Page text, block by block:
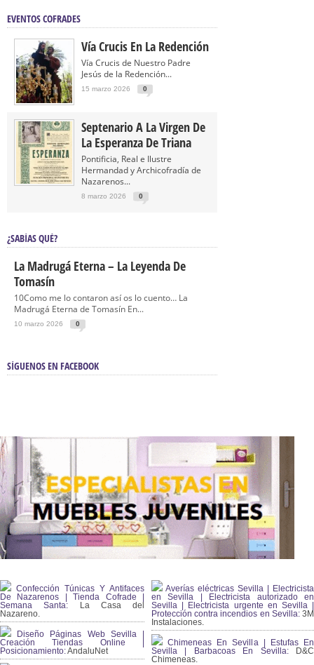
EVENTOS COFRADES
Vía Crucis En La Redención
Vía Crucis de Nuestro Padre
Jesús de la Redención...
15 marzo 2026 0
Septenario A La Virgen De
La Esperanza De Triana
Pontificia, Real e Ilustre
Hermandad y Archicofradía de
Nazarenos...
8 marzo 2026 0
¿SABÍAS QUÉ?
La Madrugá Eterna – La Leyenda De
Tomasín
10Como me lo contaron así os lo cuento… La
Madrugá Eterna de Tomasín En...
10 marzo 2026 0
SÍGUENOS EN FACEBOOK
Confección Túnicas Y Antifaces
De Nazarenos | Tienda Cofrade |
Semana Santa: La Casa del
Nazareno.
Diseño Páginas Web Sevilla |
Creación Tiendas Online |
Posicionamiento:AndaluNet
Averías eléctricas Sevilla | Electricista
en Sevilla | Electricista autorizado en
Sevilla | Electricista urgente en Sevilla |
Protección contra incendios en Sevilla:3M
Instalaciones.
Chimeneas En Sevilla | Estufas En
Sevilla | Barbacoas En Sevilla:D&C
Chimeneas.